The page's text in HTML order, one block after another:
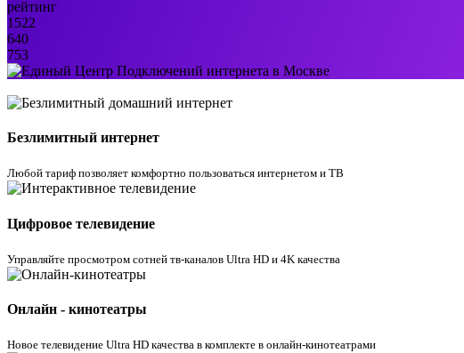
рейтинг
1522
640
753
Безлимитный интернет
Любой тариф позволяет комфортно пользоваться интернетом и ТВ
Цифровое телевидение
Управляйте просмотром cотней тв-каналов Ultra HD и 4K качества
Онлайн - кинотеатры
Новое телевидение Ultra HD качества в комплекте в онлайн-кинотеатрами